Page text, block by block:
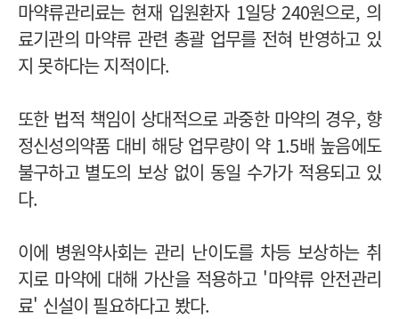
마약류관리료는 현재 입원환자 1일당 240원으로, 의
료기관의 마약류 관련 총괄 업무를 전혀 반영하고 있
지 못하다는 지적이다.
또한 법적 책임이 상대적으로 과중한 마약의 경우, 향
정신성의약품 대비 해당 업무량이 약 1.5배 높음에도
불구하고 별도의 보상 없이 동일 수가가 적용되고 있
다.
이에 병원약사회는 관리 난이도를 차등 보상하는 취
지로 마약에 대해 가산을 적용하고 '마약류 안전관리
료' 신설이 필요하다고 봤다.